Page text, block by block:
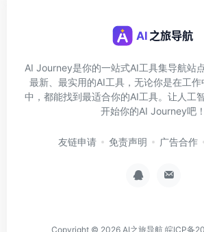
AI Journey是你的一站式AI工具集导航站
最新、最实用的AI工具，无论你是在工
中，都能找到最适合你的AI工具。让人工
开始你的AI Journey吧！
友链申请 免责声明 广告合作
Copyright © 2026 AI之旅导航 皖ICP备